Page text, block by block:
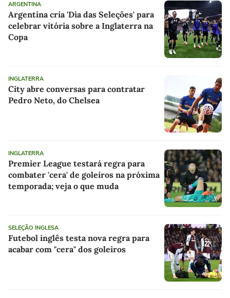
ARGENTINA
Argentina cria 'Dia das Seleções' para
celebrar vitória sobre a Inglaterra na
Copa
INGLATERRA
City abre conversas para contratar
Pedro Neto, do Chelsea
INGLATERRA
Premier League testará regra para
combater 'cera' de goleiros na próxima
temporada; veja o que muda
SELEÇÃO INGLESA
Futebol inglês testa nova regra para
acabar com "cera" dos goleiros